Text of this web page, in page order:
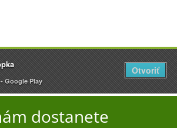
Úřad
dostanete
Play
Otevřít
Google Play
Otvoriť